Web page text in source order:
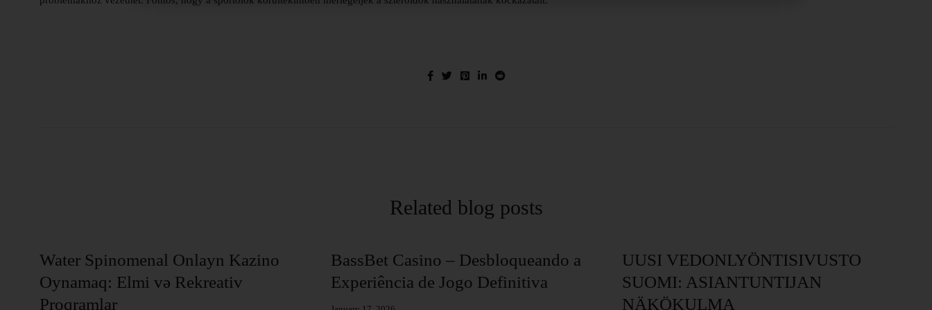
Related blog posts
Water Spinomenal Onlayn Kazino
Oynamaq: Elmi və Rekreativ
Proqramlar
BassBet Casino – Desbloqueando a
Experiência de Jogo Definitiva
UUSI VEDONLYÖNTISIVUSTO
SUOMI: ASIANTUNTIJAN
NÄKÖKULMA